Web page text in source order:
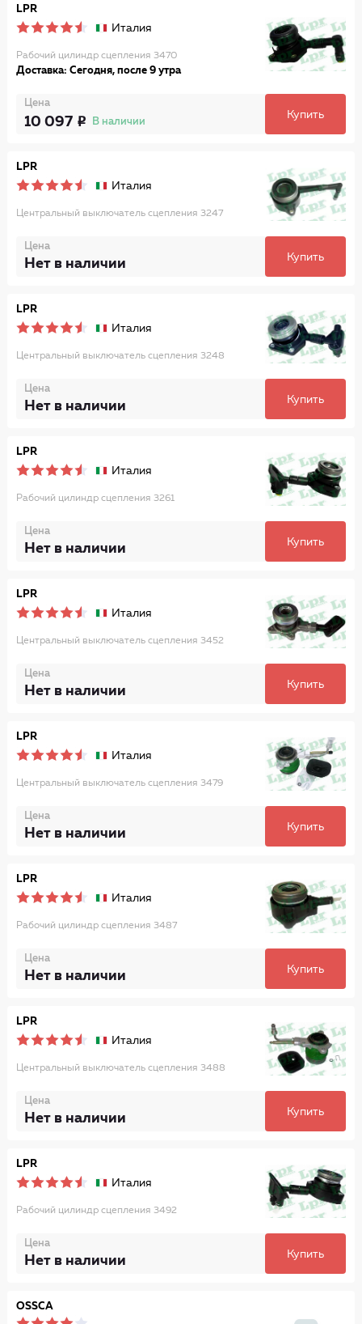
LPR
Италия
Рабочий цилиндр сцепления 3470
Доставка: Сегодня, после 9 утра
Цена
10 097 В наличии
Купить
LPR
Италия
Центральный выключатель сцепления 3247
Цена
Нет в наличии Купить
LPR
Италия
Центральный выключатель сцепления 3248
Цена
Нет в наличии Купить
LPR
Италия
Рабочий цилиндр сцепления 3261
Цена
Нет в наличии Купить
LPR
Италия
Центральный выключатель сцепления 3452
Цена
Нет в наличии Купить
LPR
Италия
Центральный выключатель сцепления 3479
Цена
Нет в наличии Купить
LPR
Италия
Рабочий цилиндр сцепления 3487
Цена
Нет в наличии Купить
LPR
Италия
Центральный выключатель сцепления 3488
Цена
Нет в наличии Купить
LPR
Италия
Рабочий цилиндр сцепления 3492
Цена
Нет в наличии Купить
OSSCA